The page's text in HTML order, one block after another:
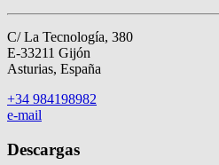
C/ La Tecnología, 380
E-33211 Gijón
Asturias, España
+34 984198982
e-mail
Descargas